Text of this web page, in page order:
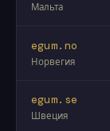
Мальта
egum.no
Норвегия
egum.se
Швеция